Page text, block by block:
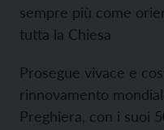
sempre più come
tutta la Chiesa
Prosegue vivace e
rinnovamento
Preghiera, con i suoi